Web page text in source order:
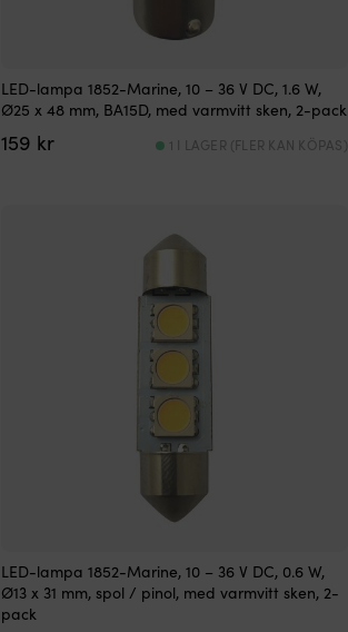
LED-lampa 1852-Marine, 10 – 36 V DC, 1.6 W,
Ø25 x 48 mm, BA15D, med varmvitt sken, 2-pack
159 kr 1 I LAGER (FLER KAN KÖPAS)
LED-lampa 1852-Marine, 10 – 36 V DC, 0.6 W,
Ø13 x 31 mm, spol / pinol, med varmvitt sken, 2-
pack